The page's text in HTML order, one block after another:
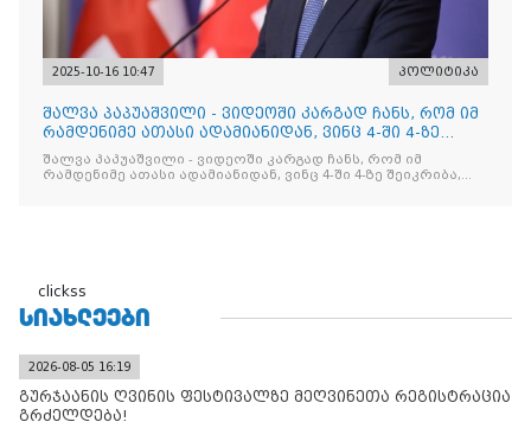
2025-10-16 10:47 პოლიტიკა
შალვა პაპუაშვილი - ვიდეოში კარგად ჩანს, რომ იმ
რამდენიმე ათასი ადამიანიდან, ვინც 4-ში 4-ზე
შეიკრიბა,
შალვა პაპუაშვილი - ვიდეოში კარგად ჩანს, რომ იმ
რამდენიმე ათასი ადამიანიდან, ვინც 4-ში 4-ზე შეიკრიბა,
clickss
ᲡᲘᲐᲮᲚᲔᲔᲑᲘ
2026-08-05 16:19
გურჯაანის ღვინის ფესტივალზე მეღვინეთა რეგისტრაცია
გრძელდება!